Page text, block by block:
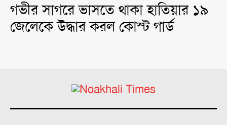
গভীর সাগরে ভাসতে থাকা হাতিয়ার ১৯
জেলেকে উদ্ধার করল কোস্ট গার্ড